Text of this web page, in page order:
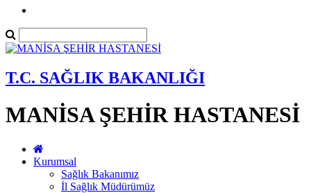
T.C. SAĞLIK BAKANLIĞI
MANİSA ŞEHİR HASTANESİ
Kurumsal
Sağlık Bakanımız
İl Sağlık Müdürümüz